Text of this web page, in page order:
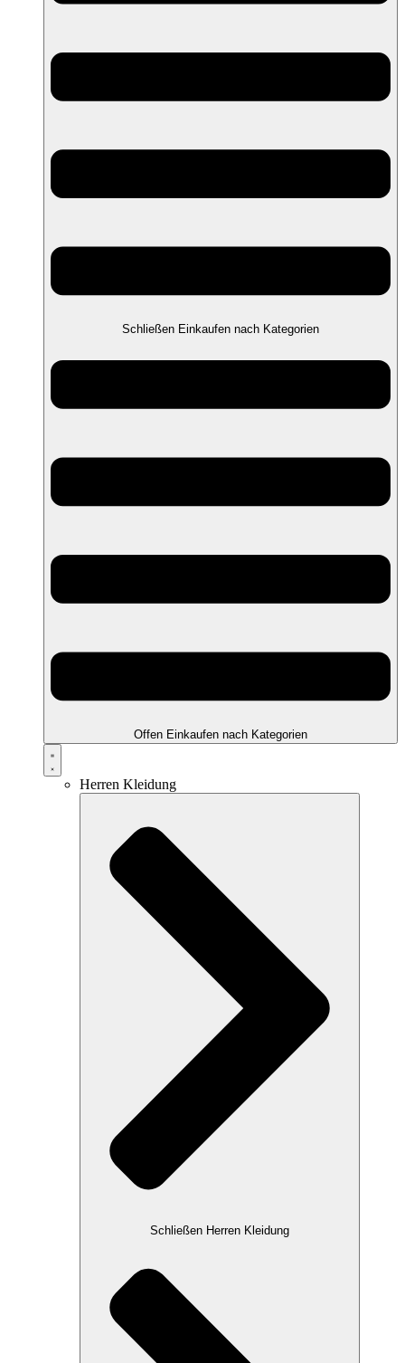
Schließen Einkaufen nach Kategorien
Offen Einkaufen nach Kategorien
Herren Kleidung
Schließen Herren Kleidung